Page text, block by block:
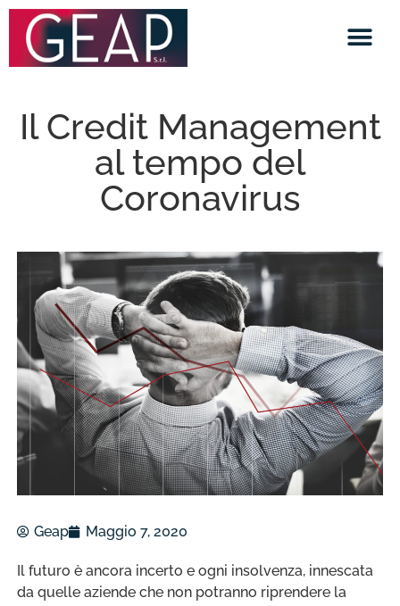
Il Credit Management
al tempo del
Coronavirus
Geap Maggio 7, 2020
Il futuro è ancora incerto e ogni insolvenza, innescata
da quelle aziende che non potranno riprendere la